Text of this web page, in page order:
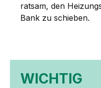
ratsam, den
Bank zu schieben.
WICHTIG